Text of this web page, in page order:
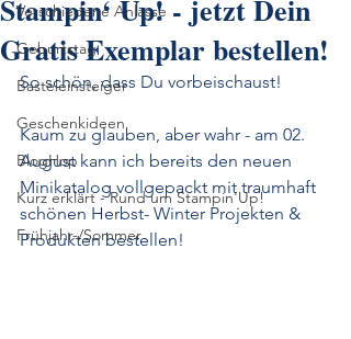
Verschiedene Anlässe
Geburtstag
Basteleinsteiger
Geschenkideen
BlogHop
Kurz erklärt - Rund um Stampin'Up!
Frühjahr-/Sommer
Stampin‘ Up! - jetzt Dein
Gratis Exemplar bestellen!
So schön, dass Du vorbeischaust!
Kaum zu glauben, aber wahr - am 02.
August kann ich bereits den neuen
Minikatalog vollgepackt mit traumhaft
schönen Herbst- Winter Projekten &
Produkten bestellen!